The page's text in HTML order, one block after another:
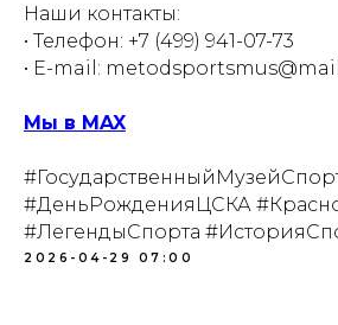
Наши контакты:
• Телефон: +7 (499) 941-07-73
• E-mail:
Мы в MAX
#ДеньРожденияЦСКА
#ЛегендыСпорта
2026-04-29 07:00
Документы:
Противодействие коррупции